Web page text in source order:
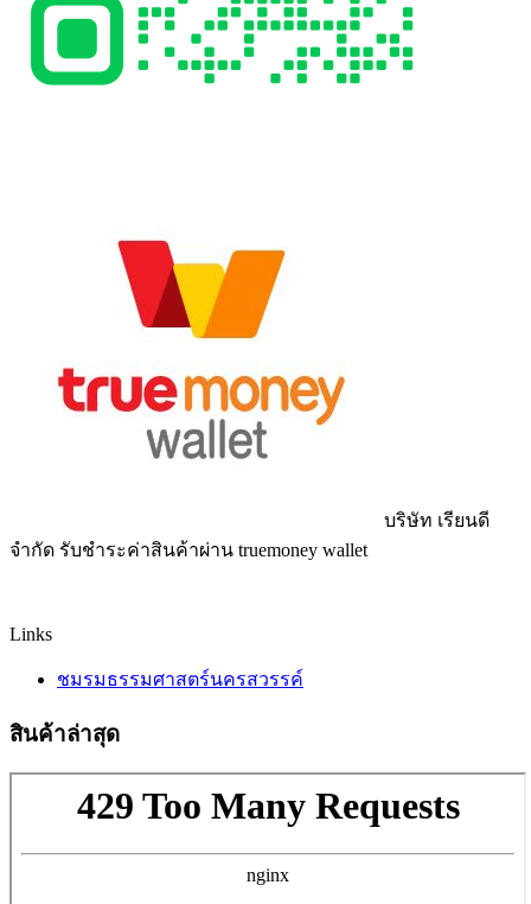
บริษัท เรียนดี
จำกัด รับชำระค่าสินค้าผ่าน truemoney wallet
Links
ชมรมธรรมศาสตร์นครสวรรค์
สินค้าล่าสุด